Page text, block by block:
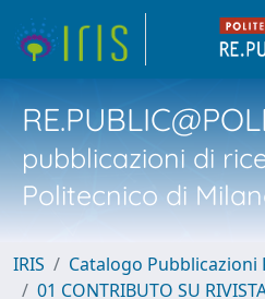
pubblicazioni di
Politecnico di
IRIS
Catalogo Pubblicazioni
01 CONTRIBUTO SU